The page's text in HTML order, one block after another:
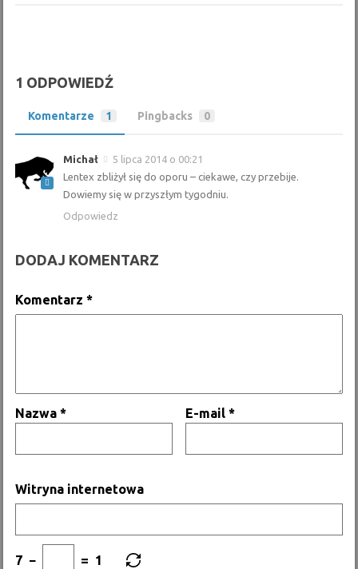
1 ODPOWIEDŹ
Komentarze 1 Pingbacks 0
Michał
5 lipca 2014 o 00:21
Lentex zbliżył się do oporu – ciekawe, czy przebije.
Dowiemy się w przyszłym tygodniu.
Odpowiedz
DODAJ KOMENTARZ
Komentarz*
Nazwa* E-mail*
Witryna internetowa
7 − = 1